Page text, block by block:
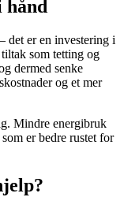
hånd
det er en investering i
som tetting og
dermed senke
og et mer
Mindre energibruk
er bedre rustet for